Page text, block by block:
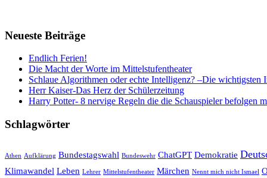
Neueste Beiträge
Endlich Ferien!
Die Macht der Worte im Mittelstufentheater
Schlaue Algorithmen oder echte Intelligenz? –Die wichtigsten
Herr Kaiser-Das Herz der Schülerzeitung
Harry Potter- 8 nervige Regeln die die Schauspieler befolgen
Schlagwörter
Athen Aufklärung Bundestagswahl Bundeswehr ChatGPT Demokratie
Klimawandel Leben Lehrer Mittelstufentheater Märchen Nennt mich nicht Ismael